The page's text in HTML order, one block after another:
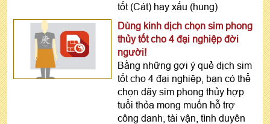
tốt (Cát) hay xấu (hung)
Dùng kinh dịch chọn sim phong
thủy tốt cho 4 đại nghiệp đời
người!
Bằng những gợi ý quẻ dịch sim
tốt cho 4 đại nghiệp, bạn có thể
chọn dãy sim phong thủy hợp
tuổi thỏa mong muốn hỗ trợ
công danh, tài vận, tình duyên